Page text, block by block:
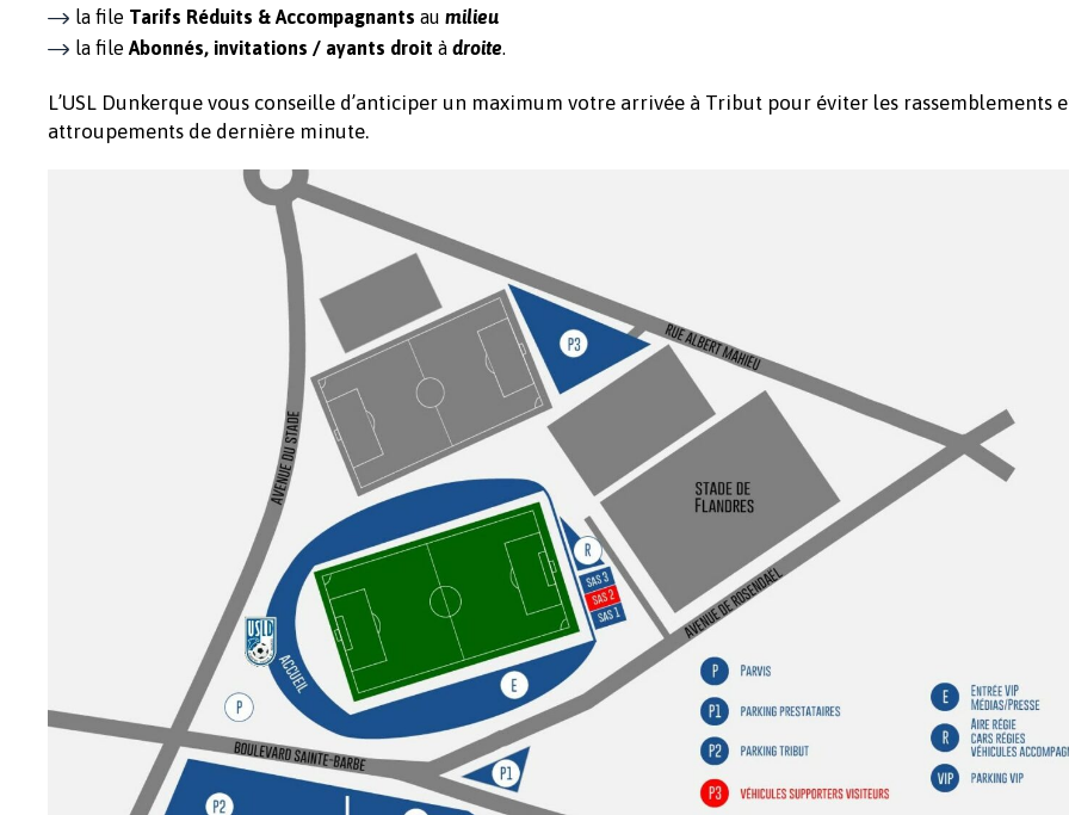
la file Tarifs Réduits & Accompagnants au milieu
la file Abonnés, invitations / ayants droit à droite.
L’USL Dunkerque vous conseille d’anticiper un maximum votre arrivée à Tribut pour éviter les rassemblements
attroupements de dernière minute.